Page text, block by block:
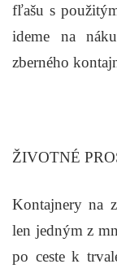
fľašu s
ideme na
zberného
ŽIVOTNÉ
Kontajnery na
len jedným z
po ceste k